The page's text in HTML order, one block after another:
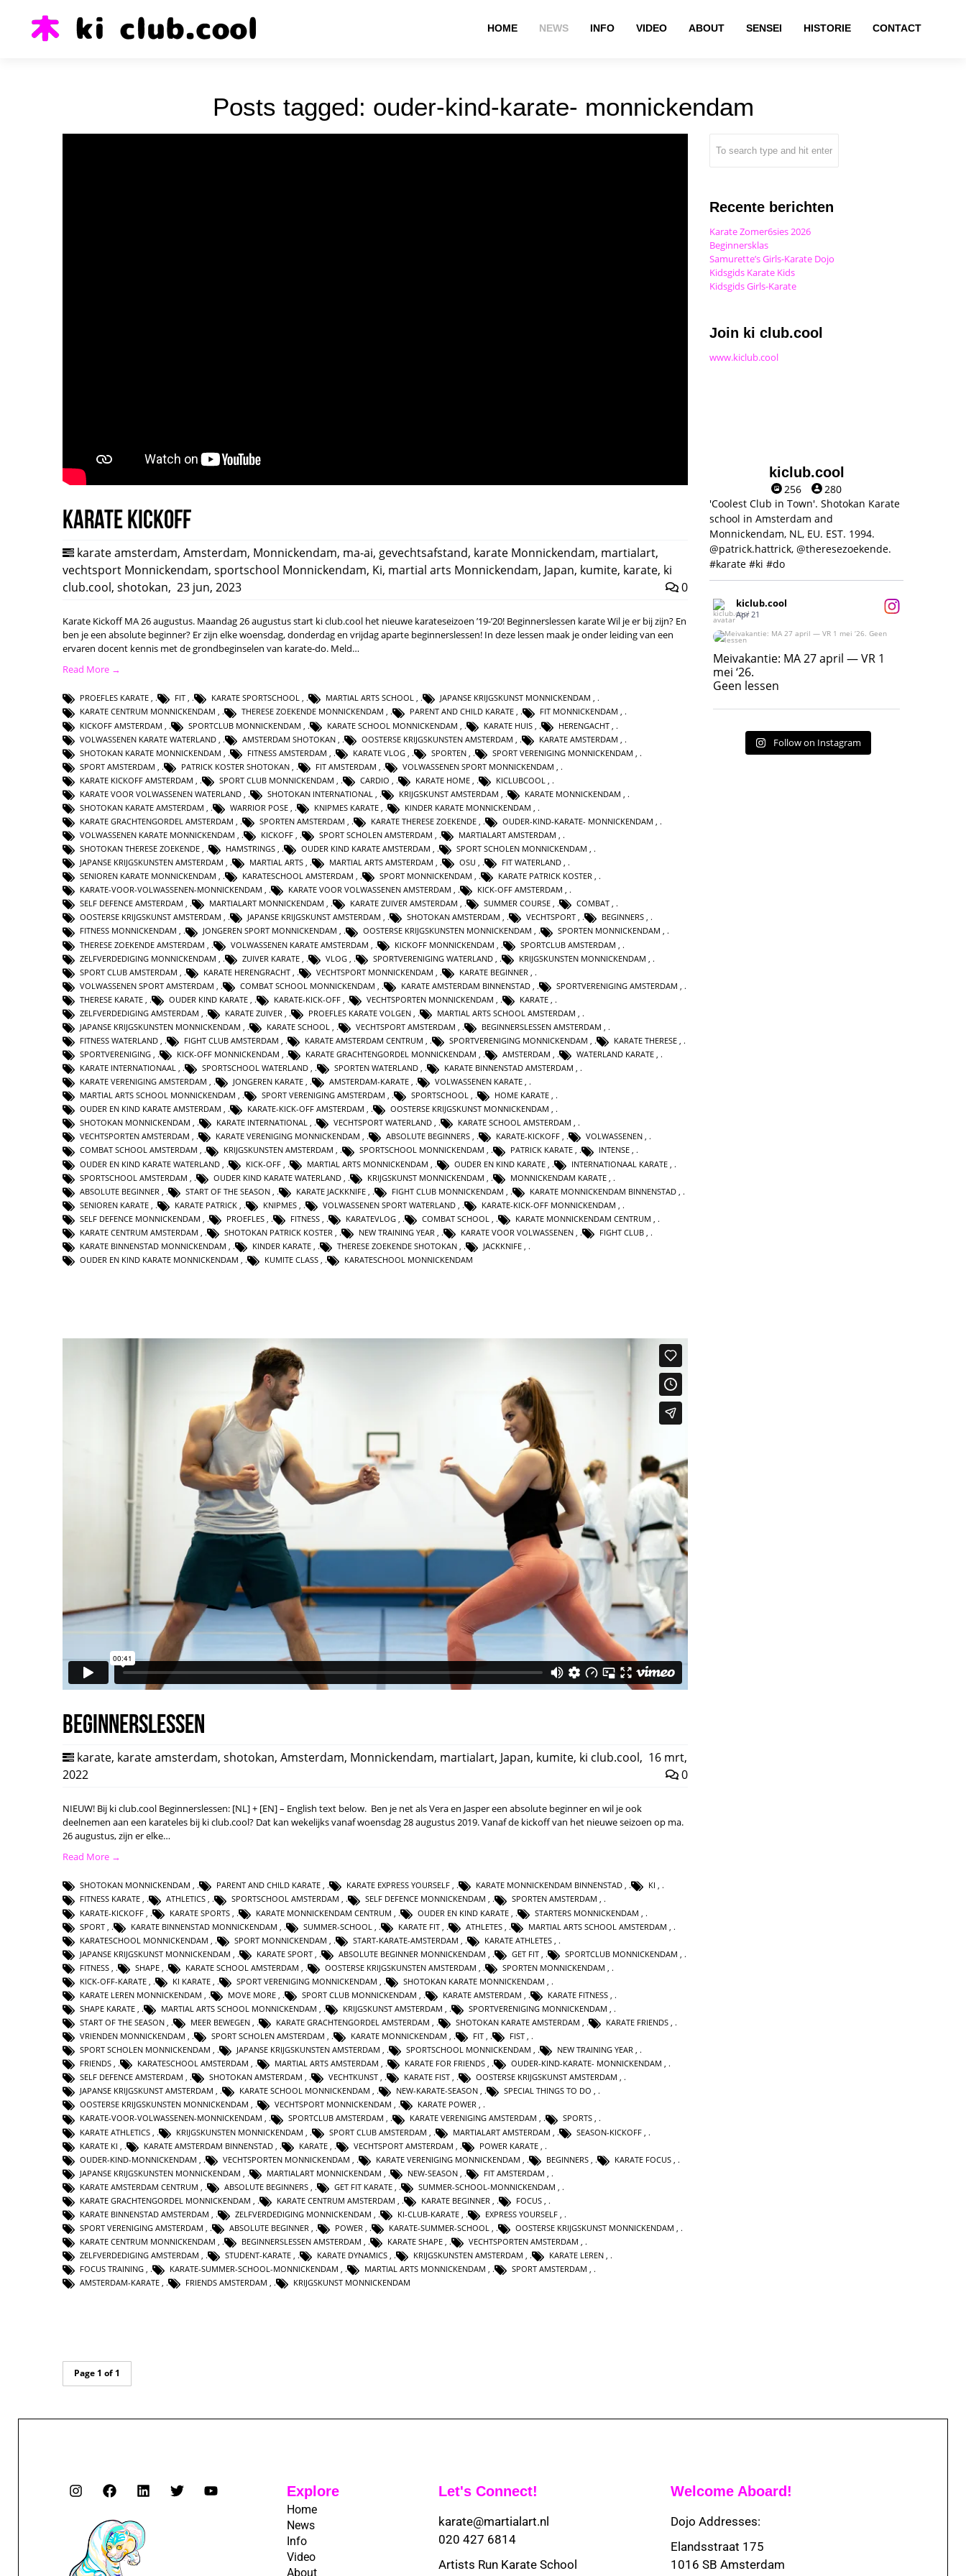
HOME NEWS INFO VIDEO ABOUT SENSEI HISTORIE CONTACT
Posts tagged: ouder-kind-karate- monnickendam
Karate Kickoff
karate amsterdam, Amsterdam, Monnickendam, ma-ai, gevechtsafstand, karate Monnickendam, martialart,
vechtsport Monnickendam, sportschool Monnickendam, Ki, martial arts Monnickendam, Japan, kumite, karate, ki
club.cool, shotokan, 23 jun, 2023 0
Karate Kickoff MA 26 augustus. Maandag 26 augustus start ki club.cool het nieuwe karateseizoen ’19-’20! Beginnerslessen karate Wil je er bij zijn? En
ben je een absolute beginner? Er zijn elke woensdag, donderdag en vrijdag aparte beginnerslessen! In deze lessen maak je onder leiding van een
ervaren docent kennis met de grondbeginselen van karate-do. Meld…
Read More →
PROEFLES KARATE , FIT , KARATE SPORTSCHOOL , MARTIAL ARTS SCHOOL , JAPANSE KRIJGSKUNST MONNICKENDAM ,
KARATE CENTRUM MONNICKENDAM , THERESE ZOEKENDE MONNICKENDAM , PARENT AND CHILD KARATE , FIT MONNICKENDAM ,
KICKOFF AMSTERDAM
SPORTCLUB MONNICKENDAM KARATE SCHOOL MONNICKENDAM KARATE HUIS HERENGACHT
VOLWASSENEN KARATE WATERLAND
AMSTERDAM SHOTOKAN OOSTERSE KRIJGSKUNSTEN AMSTERDAM KARATE AMSTERDAM
SHOTOKAN KARATE MONNICKENDAM
FITNESS AMSTERDAM KARATE VLOG SPORTEN SPORT VERENIGING MONNICKENDAM
SPORT AMSTERDAM
PATRICK KOSTER SHOTOKAN FIT AMSTERDAM VOLWASSENEN SPORT MONNICKENDAM
KARATE KICKOFF AMSTERDAM
SPORT CLUB MONNICKENDAM CARDIO KARATE HOME KICLUBCOOL
KARATE VOOR VOLWASSENEN WATERLAND
SHOTOKAN INTERNATIONAL KRIJGSKUNST AMSTERDAM KARATE MONNICKENDAM
SHOTOKAN KARATE AMSTERDAM
WARRIOR POSE KNIPMES KARATE KINDER KARATE MONNICKENDAM
KARATE GRACHTENGORDEL AMSTERDAM
SPORTEN AMSTERDAM KARATE THERESE ZOEKENDE OUDER-KIND-KARATE- MONNICKENDAM
VOLWASSENEN KARATE MONNICKENDAM , KICKOFF , SPORT SCHOLEN AMSTERDAM , MARTIALART AMSTERDAM ,
SHOTOKAN THERESE ZOEKENDE , HAMSTRINGS , OUDER KIND KARATE AMSTERDAM , SPORT SCHOLEN MONNICKENDAM ,
JAPANSE KRIJGSKUNSTEN AMSTERDAM , MARTIAL ARTS , MARTIAL ARTS AMSTERDAM , OSU , FIT WATERLAND ,
SENIOREN KARATE MONNICKENDAM , KARATESCHOOL AMSTERDAM , SPORT MONNICKENDAM , KARATE PATRICK KOSTER ,
KARATE-VOOR-VOLWASSENEN-MONNICKENDAM , KARATE VOOR VOLWASSENEN AMSTERDAM , KICK-OFF AMSTERDAM ,
SELF DEFENCE AMSTERDAM , MARTIALART MONNICKENDAM , KARATE ZUIVER AMSTERDAM , SUMMER COURSE , COMBAT ,
OOSTERSE KRIJGSKUNST AMSTERDAM , JAPANSE KRIJGSKUNST AMSTERDAM , SHOTOKAN AMSTERDAM , VECHTSPORT , BEGINNERS ,
FITNESS MONNICKENDAM , JONGEREN SPORT MONNICKENDAM , OOSTERSE KRIJGSKUNSTEN MONNICKENDAM , SPORTEN MONNICKENDAM ,
THERESE ZOEKENDE AMSTERDAM
VOLWASSENEN KARATE AMSTERDAM KICKOFF MONNICKENDAM SPORTCLUB AMSTERDAM
ZELFVERDEDIGING MONNICKENDAM
ZUIVER KARATE VLOG SPORTVERENIGING WATERLAND KRIJGSKUNSTEN MONNICKENDAM
SPORT CLUB AMSTERDAM
KARATE HERENGRACHT VECHTSPORT MONNICKENDAM KARATE BEGINNER
VOLWASSENEN SPORT AMSTERDAM
COMBAT SCHOOL MONNICKENDAM KARATE AMSTERDAM BINNENSTAD SPORTVERENIGING AMSTERDAM
THERESE KARATE
OUDER KIND KARATE KARATE-KICK-OFF VECHTSPORTEN MONNICKENDAM KARATE
ZELFVERDEDIGING AMSTERDAM
KARATE ZUIVER PROEFLES KARATE VOLGEN MARTIAL ARTS SCHOOL AMSTERDAM
JAPANSE KRIJGSKUNSTEN MONNICKENDAM
KARATE SCHOOL VECHTSPORT AMSTERDAM BEGINNERSLESSEN AMSTERDAM
FITNESS WATERLAND
FIGHT CLUB AMSTERDAM KARATE AMSTERDAM CENTRUM SPORTVERENIGING MONNICKENDAM KARATE THERESE
SPORTVERENIGING , KICK-OFF MONNICKENDAM , KARATE GRACHTENGORDEL MONNICKENDAM , AMSTERDAM , WATERLAND KARATE ,
KARATE INTERNATIONAAL , SPORTSCHOOL WATERLAND , SPORTEN WATERLAND , KARATE BINNENSTAD AMSTERDAM ,
KARATE VERENIGING AMSTERDAM , JONGEREN KARATE , AMSTERDAM-KARATE , VOLWASSENEN KARATE ,
MARTIAL ARTS SCHOOL MONNICKENDAM , SPORT VERENIGING AMSTERDAM , SPORTSCHOOL , HOME KARATE ,
OUDER EN KIND KARATE AMSTERDAM , KARATE-KICK-OFF AMSTERDAM , OOSTERSE KRIJGSKUNST MONNICKENDAM ,
SHOTOKAN MONNICKENDAM , KARATE INTERNATIONAL , VECHTSPORT WATERLAND , KARATE SCHOOL AMSTERDAM ,
VECHTSPORTEN AMSTERDAM , KARATE VERENIGING MONNICKENDAM , ABSOLUTE BEGINNERS , KARATE-KICKOFF , VOLWASSENEN ,
COMBAT SCHOOL AMSTERDAM , KRIJGSKUNSTEN AMSTERDAM , SPORTSCHOOL MONNICKENDAM , PATRICK KARATE , INTENSE ,
OUDER EN KIND KARATE WATERLAND
KICK-OFF MARTIAL ARTS MONNICKENDAM OUDER EN KIND KARATE INTERNATIONAAL KARATE
SPORTSCHOOL AMSTERDAM
OUDER KIND KARATE WATERLAND KRIJGSKUNST MONNICKENDAM MONNICKENDAM KARATE
ABSOLUTE BEGINNER
START OF THE SEASON KARATE JACKKNIFE FIGHT CLUB MONNICKENDAM KARATE MONNICKENDAM BINNENSTAD
SENIOREN KARATE
KARATE PATRICK KNIPMES VOLWASSENEN SPORT WATERLAND KARATE-KICK-OFF MONNICKENDAM
SELF DEFENCE MONNICKENDAM
PROEFLES FITNESS KARATEVLOG COMBAT SCHOOL KARATE MONNICKENDAM CENTRUM
KARATE CENTRUM AMSTERDAM
SHOTOKAN PATRICK KOSTER NEW TRAINING YEAR KARATE VOOR VOLWASSENEN FIGHT CLUB
KARATE BINNENSTAD MONNICKENDAM
KINDER KARATE THERESE ZOEKENDE SHOTOKAN JACKKNIFE
OUDER EN KIND KARATE MONNICKENDAM
KUMITE CLASS KARATESCHOOL MONNICKENDAM
Beginnerslessen
karate, karate amsterdam, shotokan, Amsterdam, Monnickendam, martialart, Japan, kumite, ki club.cool, 16 mrt,
2022
0
NIEUW! Bij ki club.cool Beginnerslessen: [NL] + [EN] – English text below. Ben je net als Vera en Jasper een absolute beginner en wil je ook
deelnemen aan een karateles bij ki club.cool? Dat kan wekelijks vanaf woensdag 28 augustus 2019. Vanaf de kickoff van het nieuwe seizoen op ma.
26 augustus, zijn er elke…
Read More →
SHOTOKAN MONNICKENDAM , PARENT AND CHILD KARATE , KARATE EXPRESS YOURSELF , KARATE MONNICKENDAM BINNENSTAD , KI ,
FITNESS KARATE , ATHLETICS , SPORTSCHOOL AMSTERDAM , SELF DEFENCE MONNICKENDAM , SPORTEN AMSTERDAM ,
KARATE-KICKOFF
KARATE SPORTS KARATE MONNICKENDAM CENTRUM OUDER EN KIND KARATE STARTERS MONNICKENDAM
SPORT
KARATE BINNENSTAD MONNICKENDAM SUMMER-SCHOOL KARATE FIT ATHLETES MARTIAL ARTS SCHOOL AMSTERDAM
KARATESCHOOL MONNICKENDAM
SPORT MONNICKENDAM START-KARATE-AMSTERDAM KARATE ATHLETES
JAPANSE KRIJGSKUNST MONNICKENDAM
KARATE SPORT ABSOLUTE BEGINNER MONNICKENDAM GET FIT SPORTCLUB MONNICKENDAM
FITNESS
SHAPE KARATE SCHOOL AMSTERDAM OOSTERSE KRIJGSKUNSTEN AMSTERDAM SPORTEN MONNICKENDAM
KICK-OFF-KARATE
KI KARATE SPORT VERENIGING MONNICKENDAM SHOTOKAN KARATE MONNICKENDAM
KARATE LEREN MONNICKENDAM
MOVE MORE SPORT CLUB MONNICKENDAM KARATE AMSTERDAM KARATE FITNESS
SHAPE KARATE
MARTIAL ARTS SCHOOL MONNICKENDAM KRIJGSKUNST AMSTERDAM SPORTVERENIGING MONNICKENDAM
START OF THE SEASON , MEER BEWEGEN , KARATE GRACHTENGORDEL AMSTERDAM , SHOTOKAN KARATE AMSTERDAM , KARATE FRIENDS ,
VRIENDEN MONNICKENDAM , SPORT SCHOLEN AMSTERDAM , KARATE MONNICKENDAM , FIT , FIST ,
SPORT SCHOLEN MONNICKENDAM , JAPANSE KRIJGSKUNSTEN AMSTERDAM , SPORTSCHOOL MONNICKENDAM , NEW TRAINING YEAR ,
FRIENDS , KARATESCHOOL AMSTERDAM , MARTIAL ARTS AMSTERDAM , KARATE FOR FRIENDS , OUDER-KIND-KARATE- MONNICKENDAM ,
SELF DEFENCE AMSTERDAM , SHOTOKAN AMSTERDAM , VECHTKUNST , KARATE FIST , OOSTERSE KRIJGSKUNST AMSTERDAM ,
JAPANSE KRIJGSKUNST AMSTERDAM , KARATE SCHOOL MONNICKENDAM , NEW-KARATE-SEASON , SPECIAL THINGS TO DO ,
OOSTERSE KRIJGSKUNSTEN MONNICKENDAM , VECHTSPORT MONNICKENDAM , KARATE POWER ,
KARATE-VOOR-VOLWASSENEN-MONNICKENDAM , SPORTCLUB AMSTERDAM , KARATE VERENIGING AMSTERDAM , SPORTS ,
KARATE ATHLETICS
KRIJGSKUNSTEN MONNICKENDAM SPORT CLUB AMSTERDAM MARTIALART AMSTERDAM SEASON-KICKOFF
KARATE KI
KARATE AMSTERDAM BINNENSTAD KARATE VECHTSPORT AMSTERDAM POWER KARATE
OUDER-KIND-MONNICKENDAM
VECHTSPORTEN MONNICKENDAM KARATE VERENIGING MONNICKENDAM BEGINNERS KARATE FOCUS
JAPANSE KRIJGSKUNSTEN MONNICKENDAM
MARTIALART MONNICKENDAM NEW-SEASON FIT AMSTERDAM
KARATE AMSTERDAM CENTRUM
ABSOLUTE BEGINNERS GET FIT KARATE SUMMER-SCHOOL-MONNICKENDAM
KARATE GRACHTENGORDEL MONNICKENDAM
KARATE CENTRUM AMSTERDAM KARATE BEGINNER FOCUS
KARATE BINNENSTAD AMSTERDAM
ZELFVERDEDIGING MONNICKENDAM KI-CLUB-KARATE EXPRESS YOURSELF
SPORT VERENIGING AMSTERDAM
ABSOLUTE BEGINNER POWER KARATE-SUMMER-SCHOOL OOSTERSE KRIJGSKUNST MONNICKENDAM
KARATE CENTRUM MONNICKENDAM , BEGINNERSLESSEN AMSTERDAM , KARATE SHAPE , VECHTSPORTEN AMSTERDAM ,
ZELFVERDEDIGING AMSTERDAM , STUDENT-KARATE , KARATE DYNAMICS , KRIJGSKUNSTEN AMSTERDAM , KARATE LEREN ,
FOCUS TRAINING , KARATE-SUMMER-SCHOOL-MONNICKENDAM , MARTIAL ARTS MONNICKENDAM , SPORT AMSTERDAM ,
AMSTERDAM-KARATE , FRIENDS AMSTERDAM , KRIJGSKUNST MONNICKENDAM
Page 1 of 1
Recente berichten
Karate Zomer6sies 2026
Beginnersklas
Samurette’s Girls-Karate Dojo
Kidsgids Karate Kids
Kidsgids Girls-Karate
Join ki club.cool
www.kiclub.cool
kiclub.cool
256
280
'Coolest Club in Town'. Shotokan Karate
school in Amsterdam and
Monnickendam, NL, EU. EST. 1994.
@patrick.hattrick, @theresezoekende.
#karate #ki #do
kiclub.cool
Apr 21
Meivakantie: MA 27 april — VR 1 mei ‘26.
Geen lessen
17
Meivakantie: MA 27 april — VR 1
mei ‘26.
Geen lessen
Follow on Instagram
Explore
Home
News
Info
Video
About
Let's Connect!
karate@martialart.nl
020 427 6814
Artists Run Karate School
Welcome Aboard!
Dojo Addresses:
Elandsstraat 175
1016 SB Amsterdam